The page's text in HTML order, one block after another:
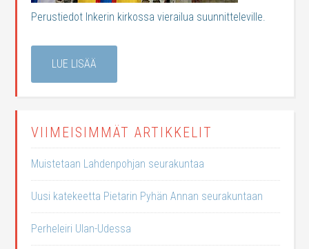
Perustiedot Inkerin kirkossa vierailua suunnitteleville.
LUE LISÄÄ
VIIMEISIMMÄT ARTIKKELIT
Muistetaan Lahdenpohjan seurakuntaa
Uusi katekeetta Pietarin Pyhän Annan seurakuntaan
Perheleiri Ulan-Udessa